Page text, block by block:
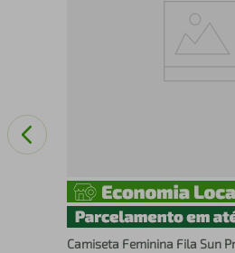
Camiseta Feminina Fila Sun